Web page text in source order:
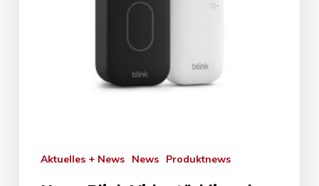
Aktuelles + News News Produktnews